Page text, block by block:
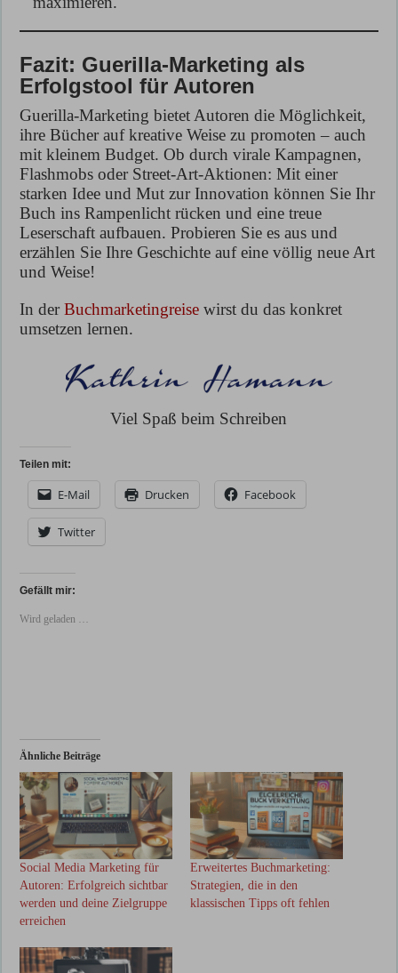
Fazit: Guerilla-Marketing als
Erfolgstool für Autoren
Guerilla-Marketing bietet Autoren die Möglichkeit,
ihre Bücher auf kreative Weise zu promoten – auch
mit kleinem Budget. Ob durch virale Kampagnen,
Flashmobs oder Street-Art-Aktionen: Mit einer
starken Idee und Mut zur Innovation können Sie Ihr
Buch ins Rampenlicht rücken und eine treue
Leserschaft aufbauen. Probieren Sie es aus und
erzählen Sie Ihre Geschichte auf eine völlig neue Art
und Weise!
In derBuchmarketingreise wirst du das konkret
umsetzen lernen.
Viel Spaß beim Schreiben
Teilen mit:
E-Mail Drucken Facebook
Twitter
Gefällt mir:
Wird geladen …
Ähnliche Beiträge
Social Media Marketing für
Autoren: Erfolgreich sichtbar
werden und deine Zielgruppe
erreichen
Erweitertes Buchmarketing:
Strategien, die in den
klassischen Tipps oft fehlen